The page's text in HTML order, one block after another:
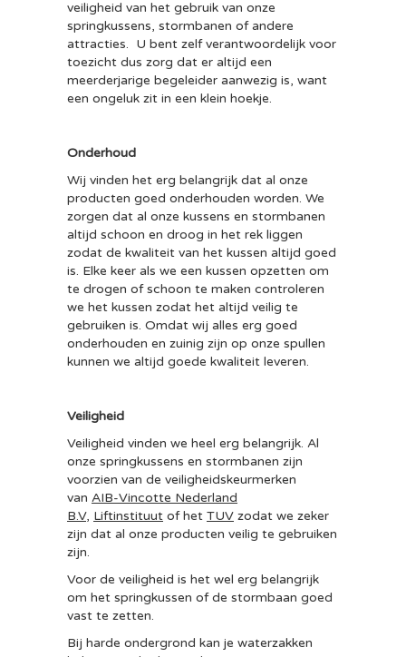
veiligheid van het gebruik van onze
springkussens, stormbanen of andere
attracties. U bent zelf verantwoordelijk voor
toezicht dus zorg dat er altijd een
meerderjarige begeleider aanwezig is, want
een ongeluk zit in een klein hoekje.
Onderhoud
Wij vinden het erg belangrijk dat al onze
producten goed onderhouden worden. We
zorgen dat al onze kussens en stormbanen
altijd schoon en droog in het rek liggen
zodat de kwaliteit van het kussen altijd goed
is. Elke keer als we een kussen opzetten om
te drogen of schoon te maken controleren
we het kussen zodat het altijd veilig te
gebruiken is. Omdat wij alles erg goed
onderhouden en zuinig zijn op onze spullen
kunnen we altijd goede kwaliteit leveren.
Veiligheid
Veiligheid vinden we heel erg belangrijk. Al
onze springkussens en stormbanen zijn
voorzien van de veiligheidskeurmerken
van AIB-Vincotte Nederland
B.V, Liftinstituut of het TUV zodat we zeker
zijn dat al onze producten veilig te gebruiken
zijn.
Voor de veiligheid is het wel erg belangrijk
om het springkussen of de stormbaan goed
vast te zetten.
Bij harde ondergrond kan je waterzakken